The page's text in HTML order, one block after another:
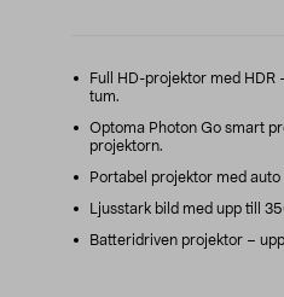
Full HD-projektor med
tum.
Optoma Photon Go smart
projektorn.
Portabel projektor med auto
Ljusstark bild med upp till
Batteridriven projektor –